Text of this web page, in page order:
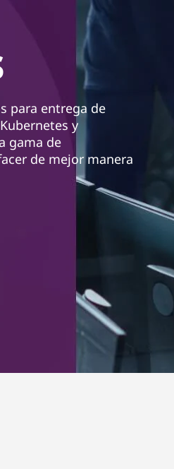
para entrega de
y
gama de
de mejor manera